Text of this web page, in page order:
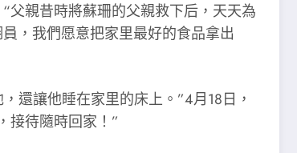
父親昔時將蘇珊的父親救下后，天天為
，我們愿意把家里最好的食品拿出
還讓他睡在家里的床上。”4月18日，
接待隨時回家！”